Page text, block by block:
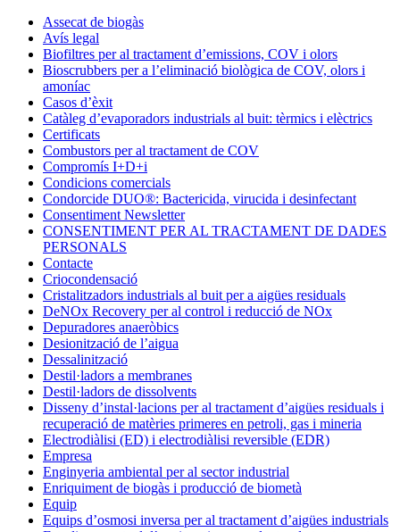
Condorchem
Enviro
Solutions
Assecat de biogàs
Avís legal
Biofiltres per al tractament d’emissions, COV i olors
Bioscrubbers per a l’eliminació biològica de COV, olors i
amoníac
Casos d’èxit
Catàleg d’evaporadors industrials al buit: tèrmics i elèctrics
Certificats
Combustors per al tractament de COV
Compromís I+D+i
Condicions comercials
Condorcide DUO®: Bactericida, virucida i desinfectant
Consentiment Newsletter
CONSENTIMENT PER AL TRACTAMENT DE DADES
PERSONALS
Contacte
Criocondensació
Cristalitzadors industrials al buit per a aigües residuals
DeNOx Recovery per al control i reducció de NOx
Depuradores anaeròbics
Desionització de l’aigua
Dessalinització
Destil·ladors a membranes
Destil·ladors de dissolvents
Disseny d’instal·lacions per al tractament d’aigües residuals i
recuperació de matèries primeres en petroli, gas i mineria
Electrodiàlisi (ED) i electrodiàlisi reversible (EDR)
Empresa
Enginyeria ambiental per al sector industrial
Enriquiment de biogàs i producció de biometà
Equip
Equips d’osmosi inversa per al tractament d’aigües industrials